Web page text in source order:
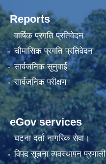
Reports
वार्षिक प्रगति प्रतिवेदन
चौमासिक प्रगति प्रतिवेदन
सार्वजनिक सुनुवाई
सार्वजनिक परीक्षण
eGov services
घटना दर्ता नागरिक सेवा।
विपद सूचना व्यवस्थापन प्रणाली